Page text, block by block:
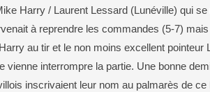
Harry / Laurent Lessard (Lunéville) qui
à reprendre les commandes (5-7)
au tir et le non moins excellent
vienne interrompre la partie. Une bonne
inscrivaient leur nom au palmarès de ce